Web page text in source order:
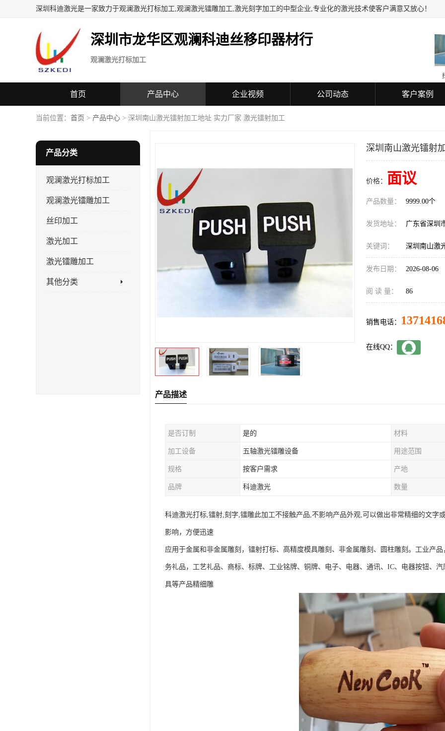
深圳科迪激光是一家致力于观澜激光打标加工,观澜激光镭雕加工,激光刻字加工的中型企业,专业化的激光技术使客户满意又放心！
深圳市龙华区观澜科迪丝移印器材行
观澜激光打标加工
首页 产品中心 企业视频 公司动态 客户案例
当前位置： 首页 > 产品中心 > 深圳南山激光镭射加工地址 实力厂家 激光镭射加工
产品分类
观澜激光打标加工
观澜激光镭雕加工
丝印加工
激光加工
激光镭雕加工
其他分类
深圳南山激光镭射
价格： 面议
产品数量： 9999.00个
发货地址： 广东省深
关键词： 深圳南山激
发布日期： 2026-08-06
阅 读 量： 86
销售电话：
在线QQ：
产品描述
是否订制 是的 材料
加工设备 五轴激光镭雕设备 用途范围
规格 按客户需求 产地
品牌 科迪激光 数量
科迪激光打标,镭射,刻字,镭雕此加工不接触产品,不影响产品外观,可以做出非常精细的文字
影响，方便迅速
应用于金属和非金属雕刻，镭射打标、高精度模具雕刻、非金属雕刻、圆柱雕刻。工业产
务礼品，工艺礼品、商标、标牌、工业铭牌、铜牌、电子、电器、通讯、IC、电器按钮、
具等产品精细雕